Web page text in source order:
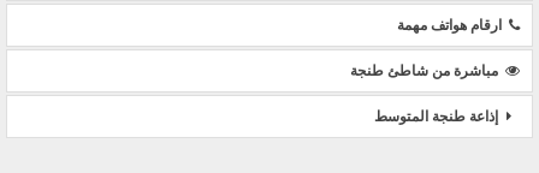
ارقام هواتف مهمة
مباشرة من شاطئ طنجة
إذاعة طنجة المتوسط